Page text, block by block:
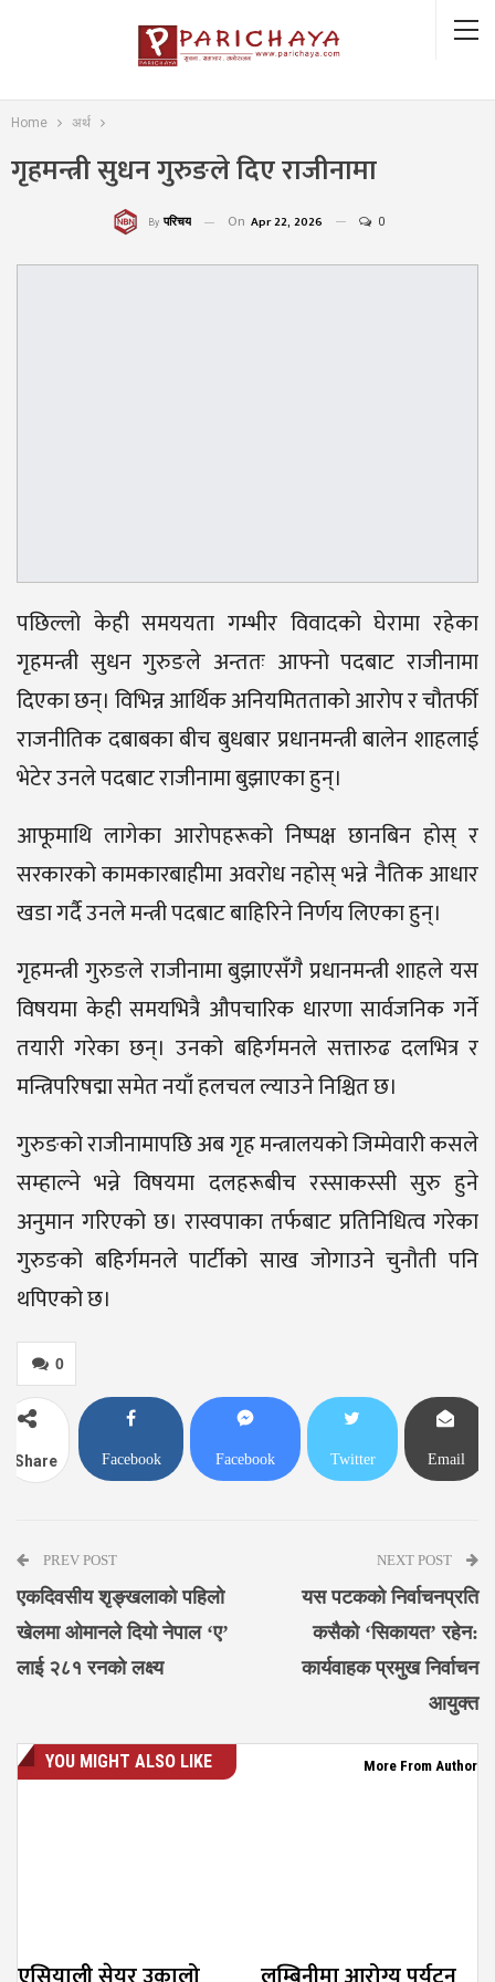
Home अर्थ
गृहमन्त्री सुधन गुरुङले दिए राजीनामा
By परिचय On Apr 22, 2026 0
पछिल्लो केही समययता गम्भीर विवादको घेरामा रहेका
गृहमन्त्री सुधन गुरुङले अन्ततः आफ्नो पदबाट राजीनामा
दिएका छन्। विभिन्न आर्थिक अनियमितताको आरोप र चौतर्फी
राजनीतिक दबाबका बीच बुधबार प्रधानमन्त्री बालेन शाहलाई
भेटेर उनले पदबाट राजीनामा बुझाएका हुन्।
आफूमाथि लागेका आरोपहरूको निष्पक्ष छानबिन होस् र
सरकारको कामकारबाहीमा अवरोध नहोस् भन्ने नैतिक आधार
खडा गर्दै उनले मन्त्री पदबाट बाहिरिने निर्णय लिएका हुन्।
गृहमन्त्री गुरुङले राजीनामा बुझाएसँगै प्रधानमन्त्री शाहले यस
विषयमा केही समयभित्रै औपचारिक धारणा सार्वजनिक गर्ने
तयारी गरेका छन्। उनको बहिर्गमनले सत्तारुढ दलभित्र र
मन्त्रिपरिषद्मा समेत नयाँ हलचल ल्याउने निश्चित छ।
गुरुङको राजीनामापछि अब गृह मन्त्रालयको जिम्मेवारी कसले
सम्हाल्ने भन्ने विषयमा दलहरूबीच रस्साकस्सी सुरु हुने
अनुमान गरिएको छ। रास्वपाका तर्फबाट प्रतिनिधित्व गरेका
गुरुङको बहिर्गमनले पार्टीको साख जोगाउने चुनौती पनि
थपिएको छ।
0
Share Facebook Facebook Twitter Email
PREV POST
एकदिवसीय शृङ्खलाको पहिलो
खेलमा ओमानले दियो नेपाल ‘ए’
लाई २८१ रनको लक्ष्य
NEXT POST
यस पटकको निर्वाचनप्रति
कसैको ‘सिकायत’ रहेन:
कार्यवाहक प्रमुख निर्वाचन
आयुक्त
YOU MIGHT ALSO LIKE More From Author